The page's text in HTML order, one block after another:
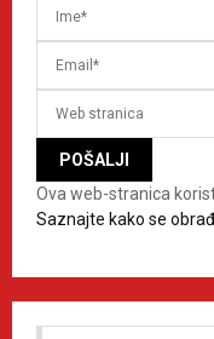
Ova web-stranica
Saznajte kako se